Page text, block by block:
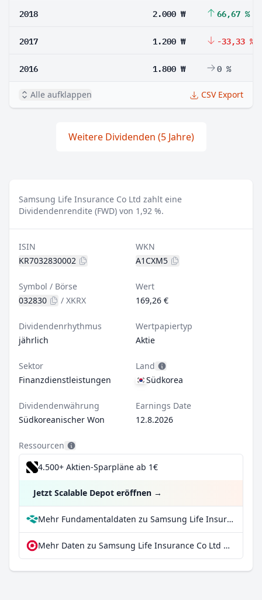
2018 2.000 ₩ 66,67 %
2017 1.200 ₩ -33,33 %
2016 1.800 ₩ 0 %
Alle aufklappen CSV Export
Weitere Dividenden (5 Jahre)
Samsung Life Insurance Co Ltd zahlt eine
Dividendenrendite (FWD) von 1,92 %.
ISIN
KR7032830002
WKN
A1CXM5
Symbol / Börse
032830
/ XKRX
Wert
169,26 €
Dividendenrhythmus
jährlich
Wertpapiertyp
Aktie
Sektor
Finanzdienstleistungen
Land
Südkorea
Dividendenwährung
Südkoreanischer Won
Earnings Date
12.8.2026
Ressourcen
4.500+ Aktien-Sparpläne ab 1€
Jetzt Scalable Depot eröffnen →
Mehr Fundamentaldaten zu Samsung Life Insurance Co Ltd bei Parqet
Mehr Daten zu Samsung Life Insurance Co Ltd bei extraETF